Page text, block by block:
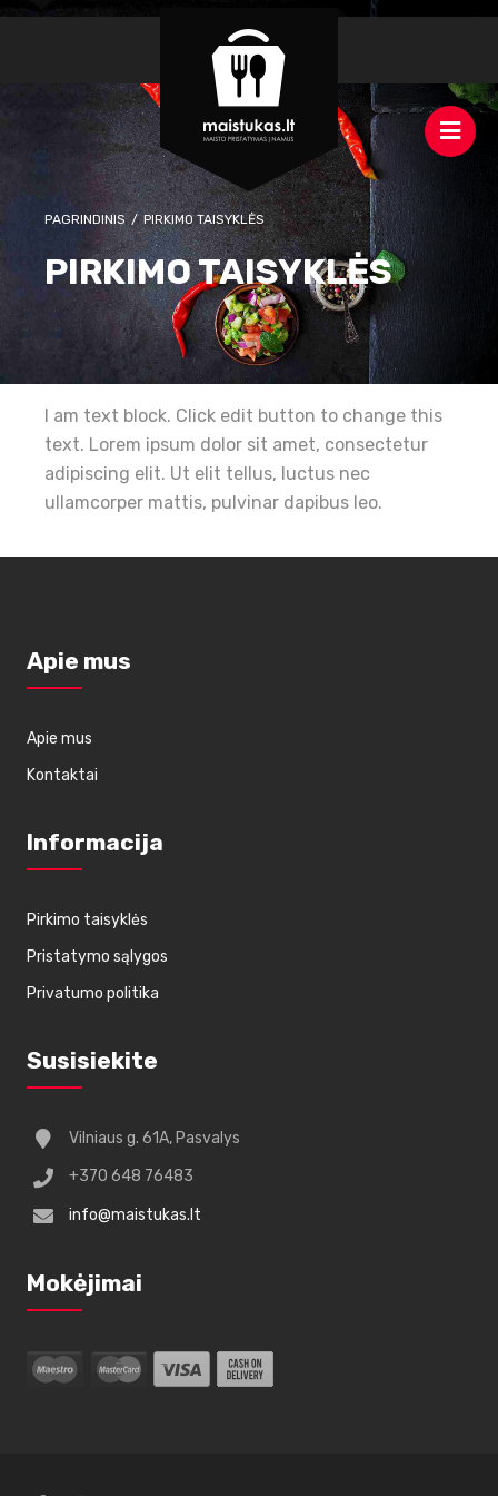
PAGRINDINIS / PIRKIMO TAISYKLĖS
PIRKIMO TAISYKLĖS
I am text block. Click edit button to change this
text. Lorem ipsum dolor sit amet, consectetur
adipiscing elit. Ut elit tellus, luctus nec
ullamcorper mattis, pulvinar dapibus leo.
Apie mus
Apie mus
Kontaktai
Informacija
Pirkimo taisyklės
Pristatymo sąlygos
Privatumo politika
Susisiekite
Vilniaus g. 61A, Pasvalys
+370 648 76483
info@maistukas.lt
Mokėjimai